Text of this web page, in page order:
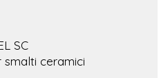
SC
ceramici